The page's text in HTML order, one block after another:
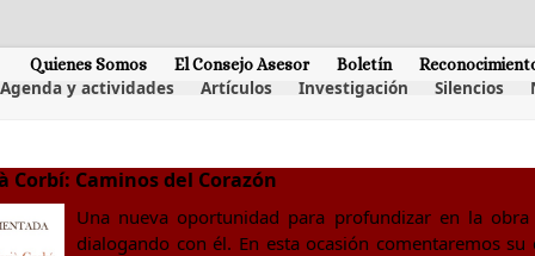
Quienes Somos El Consejo Asesor Boletín
Agenda y actividades Artículos Investigación Silencios
Corbí: Caminos del Corazón
Una nueva oportunidad para profundizar en la
dialogando con él. En esta ocasión comentaremos